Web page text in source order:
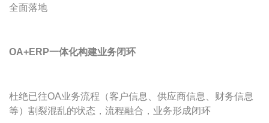
全面落地
OA+ERP一体化构建业务闭环
杜绝已往OA业务流程（客户信息、供应商信息、财务信息
等）割裂混乱的状态，流程融合，业务形成闭环